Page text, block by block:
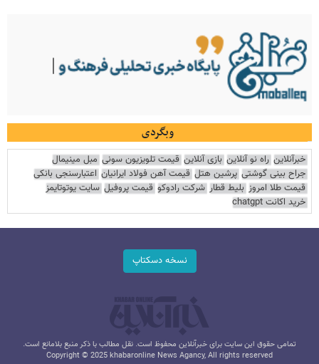
وبگردی
خبرآنلاین راه نو آنلاین بازی آنلاین قیمت تلویزیون سونی مبل مینیمال
جراح بینی گوشتی پرشین هتل قیمت آهن فولاد ایرانیان اعتبارسنجی بانکی
قیمت طلا امروز بلیط قطار شرکت رادوکو قیمت پروفیل سایت یوتوتایمز
خرید اکانت chatgpt
نسخه دسکتاپ
تمامی حقوق این سایت برای خبرآنلاین محفوظ است. نقل مطالب با ذکر منبع بلامانع است.
Copyright © 2025 khabaronline News Agancy, All rights reserved